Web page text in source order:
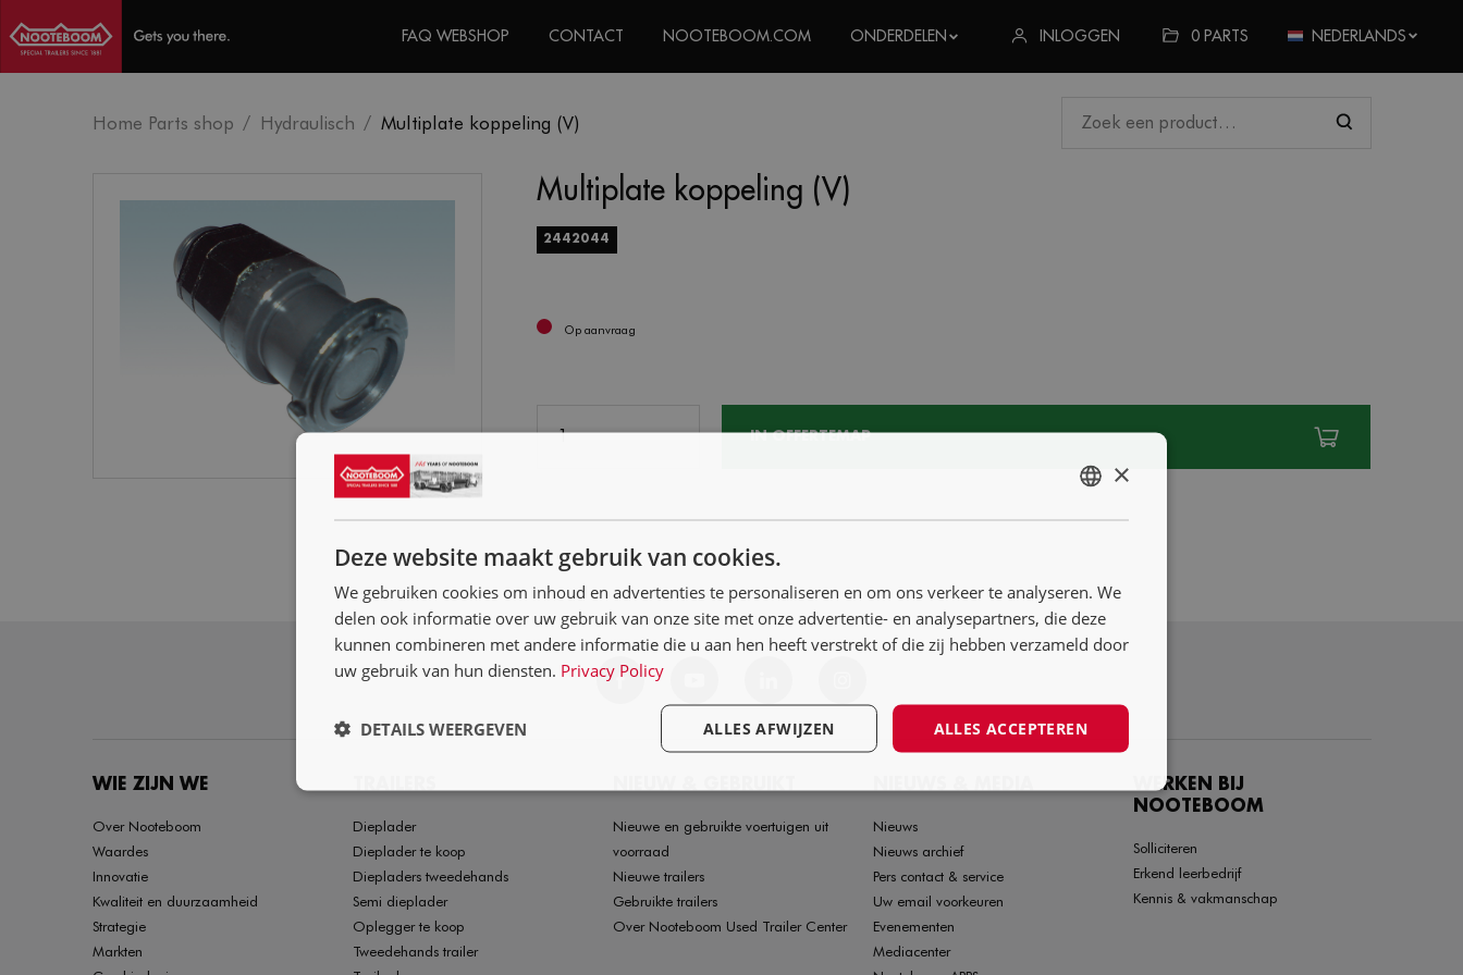
FAQ WEBSHOP CONTACT NOOTEBOOM.COM ONDERDELEN INLOGGEN 0 PARTS NEDERLANDS
Home Parts shop Hydraulisch Multiplate koppeling (V)
Multiplate koppeling (V)
2442044
Op aanvraag
IN OFFERTEMAP
WIE ZIJN WE
Over Nooteboom
Waardes
Innovatie
Kwaliteit en duurzaamheid
Strategie
Markten
Dieplader
Dieplader te koop
Diepladers tweedehands
Semi dieplader
Oplegger te koop
Tweedehands trailer
Nieuwe en gebruikte voertuigen uit
voorraad
Nieuwe trailers
Gebruikte trailers
Over Nooteboom Used Trailer Center
Nieuws
Nieuws archief
Pers contact & service
Uw email voorkeuren
Evenementen
Mediacenter
WERKEN BIJ
NOOTEBOOM
Solliciteren
Erkend leerbedrijf
Kennis & vakmanschap
×
Deze website maakt gebruik van cookies.
We gebruiken cookies om inhoud en advertenties te personaliseren en om ons verkeer te analyseren. We
delen ook informatie over uw gebruik van onze site met onze advertentie- en analysepartners, die deze
kunnen combineren met andere informatie die u aan hen heeft verstrekt of die zij hebben verzameld door
uw gebruik van hun diensten. Privacy Policy
ALLES ACCEPTEREN
ALLES AFWIJZEN
DETAILS WEERGEVEN